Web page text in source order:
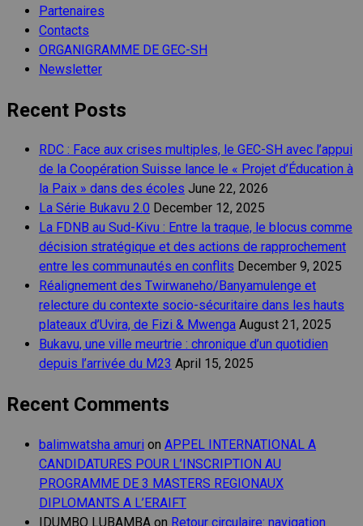
Partenaires
Contacts
ORGANIGRAMME DE GEC-SH
Newsletter
Recent Posts
RDC : Face aux crises multiples, le GEC-SH avec l’appui
de la Coopération Suisse lance le « Projet d’Éducation à
la Paix » dans des écoles June 22, 2026
La Série Bukavu 2.0 December 12, 2025
La FDNB au Sud-Kivu : Entre la traque, le blocus comme
décision stratégique et des actions de rapprochement
entre les communautés en conflits December 9, 2025
Réalignement des Twirwaneho/Banyamulenge et
relecture du contexte socio-sécuritaire dans les hauts
plateaux d’Uvira, de Fizi & Mwenga August 21, 2025
Bukavu, une ville meurtrie : chronique d’un quotidien
depuis l’arrivée du M23 April 15, 2025
Recent Comments
balimwatsha amuri on APPEL INTERNATIONAL A
CANDIDATURES POUR L’INSCRIPTION AU
PROGRAMME DE 3 MASTERS REGIONAUX
DIPLOMANTS A L’ERAIFT
IDUMBO LUBAMBA on Retour circulaire: navigation